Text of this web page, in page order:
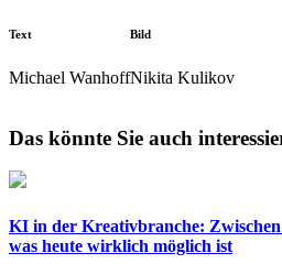
Text
Michael Wanhoff
Bild
Nikita Kulikov
Das könnte Sie auch
KI in der Kreativbranche:
was heute wirklich möglich ist